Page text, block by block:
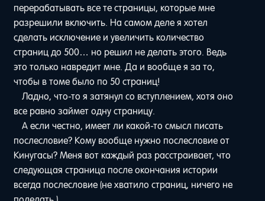
перерабатывать все те страницы, которые мне
разрешили включить. На самом деле я хотел
сделать исключение и увеличить количество
страниц до 500… но решил не делать этого. Ведь
это только навредит мне. Да и вообще я за то,
чтобы в томе было по 50 страниц!
Ладно, что-то я затянул со вступлением, хотя оно
все равно займет одну страницу.
А если честно, имеет ли какой-то смысл писать
послесловие? Кому вообще нужно послесловие от
Кинугасы? Меня вот каждый раз расстраивает, что
следующая страница после окончания истории
всегда послесловие (не хватило страниц, ничего не